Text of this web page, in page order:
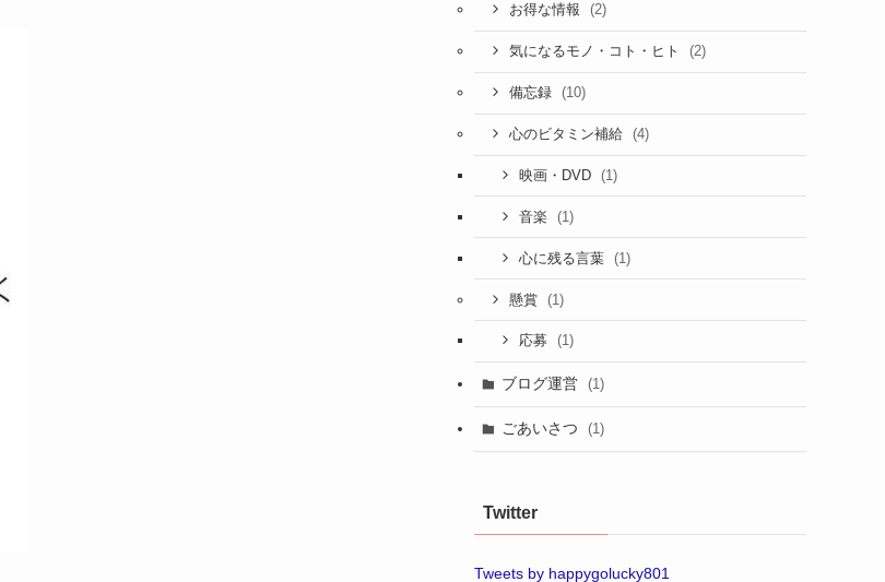
お得な情報 (2)
気になるモノ・コト・ヒト (2)
備忘録 (10)
心のビタミン補給 (4)
映画・DVD (1)
音楽 (1)
心に残る言葉 (1)
懸賞 (1)
応募 (1)
ブログ運営 (1)
ごあいさつ (1)
Twitter
Tweets by happygolucky801